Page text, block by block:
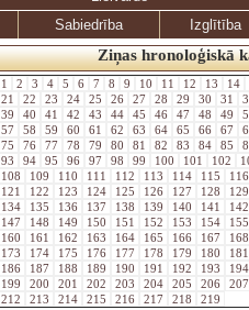
Sabiedrība
Izglītība
Ziņas hronoloģiskā
1 2 3 4 5 6 7 8 9 10 11 12 13 14
21
22 23 24 25 26 27 28 29 30 31
39
40 41 42 43 44 45 46 47 48 49
57
58 59 60 61 62 63 64 65 66 67
75
76 77 78 79 80 81 82 83 84 85
93
94 95 96 97 98 99 100 101 102
108
109 110 111 112 113 114 115
121
122 123 124 125 126 127 128
134
135 136 137 138 139 140 141
147
148 149 150 151 152 153 154
160
161 162 163 164 165 166 167
173
174 175 176 177 178 179 180
186
187 188 189 190 191 192 193
199
200 201 202 203 204 205 206
212
213 214 215 216 217 218 219